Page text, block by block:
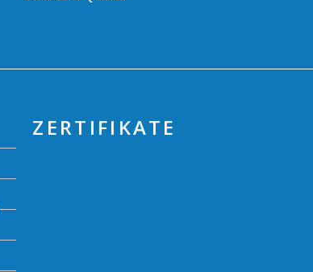
ZERTIFIKATE